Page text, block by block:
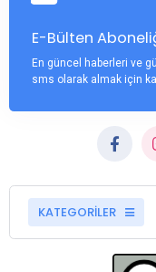
E-Bülten
En güncel haberleri ve
sms olarak almak için
KATEGORİLER